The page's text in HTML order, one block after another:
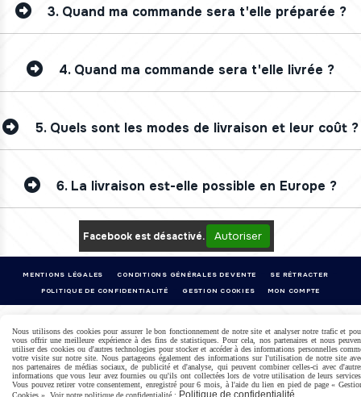
3. Quand ma commande sera t'elle préparée ?
4. Quand ma commande sera t'elle livrée ?
5. Quels sont les modes de livraison et leur coût ?
6. La livraison est-elle possible en Europe ?
Facebook est désactivé. Autoriser
MENTIONS LÉGALES CONDITIONS GÉNÉRALES DE VENTE
SE RÉTRACTER
POLITIQUE DE CONFIDENTIALITÉ
GESTION COOKIES MON COMPTE
Nous utilisons des cookies pour assurer le bon fonctionnement de notre site et analyser notre trafic et
vous offrir une meilleure expérience à des fins de statistiques. Pour cela, nos partenaires et nous
utiliser des cookies ou d'autres technologies pour stocker et accéder à des informations personnelles
votre visite sur notre site. Nous partageons également des informations sur l'utilisation de notre site
nos partenaires de médias sociaux, de publicité et d'analyse, qui peuvent combiner celles-ci avec
informations que vous leur avez fournies ou qu'ils ont collectées lors de votre utilisation de leurs
Vous pouvez retirer votre consentement, enregistré pour 6 mois, à l'aide du lien en pied de page «
Cookies ». Voir notre politique de confidentialité : Politique de confidentialité